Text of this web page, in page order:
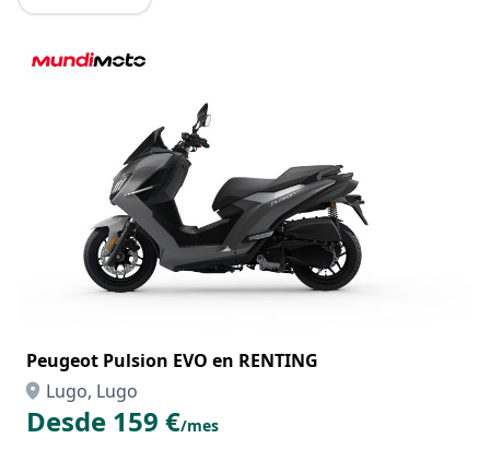
Peugeot Pulsion EVO en RENTING
Lugo, Lugo
Desde 159 €/mes